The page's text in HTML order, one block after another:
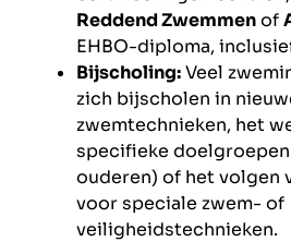
Reddend Zwemmenof
EHBO-diploma,
Bijscholing:Veel
zich bijscholen in
zwemtechnieken, het
specifieke
ouderen) of het volgen
voor speciale zwem- of
veiligheidstechnieken.